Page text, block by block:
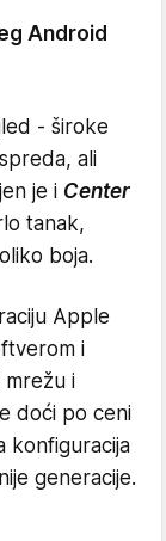
Android
- široke
ali
je i Center
tanak,
boja.
Apple
i
mrežu i
doći po ceni
konfiguracija
generacije.